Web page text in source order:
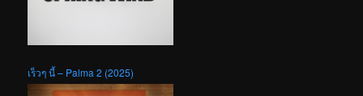
เร็วๆ นี้ – Palma 2 (2025)